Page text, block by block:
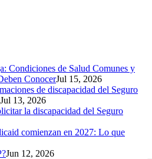
Condiciones de Salud Comunes y
ConocerJul 15, 2026
de discapacidad del Seguro
Jul 13, 2026
la discapacidad del Seguro
comienzan en 2027: Lo que
Jun 12, 2026